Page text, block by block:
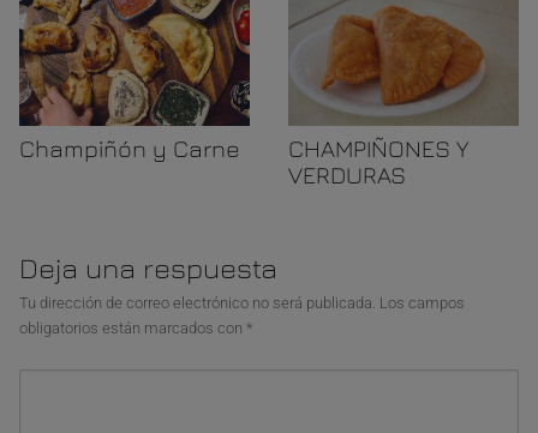
Champiñón y Carne
CHAMPIÑONES Y
VERDURAS
Deja una respuesta
Tu dirección de correo electrónico no será publicada. Los campos
obligatorios están marcados con *